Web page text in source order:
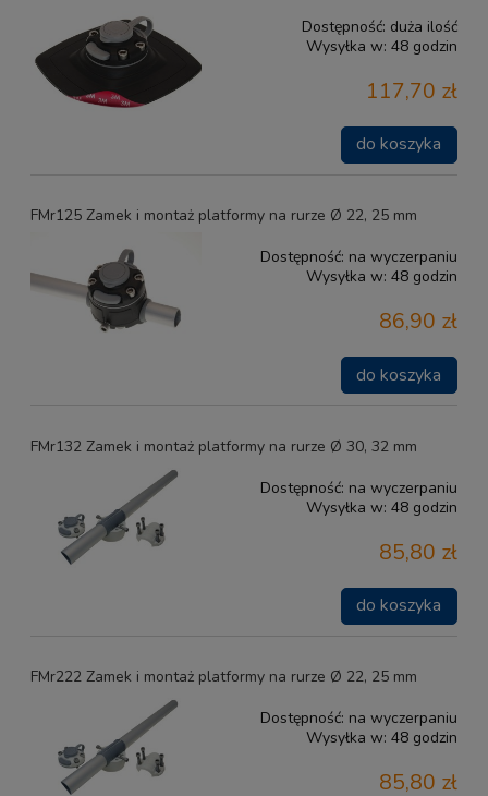
Dostępność: duża ilość
Wysyłka w: 48 godzin
117,70 zł
do koszyka
FMr125 Zamek i montaż platformy na rurze Ø 22, 25 mm
Dostępność: na wyczerpaniu
Wysyłka w: 48 godzin
86,90 zł
do koszyka
FMr132 Zamek i montaż platformy na rurze Ø 30, 32 mm
Dostępność: na wyczerpaniu
Wysyłka w: 48 godzin
85,80 zł
do koszyka
FMr222 Zamek i montaż platformy na rurze Ø 22, 25 mm
Dostępność: na wyczerpaniu
Wysyłka w: 48 godzin
85,80 zł